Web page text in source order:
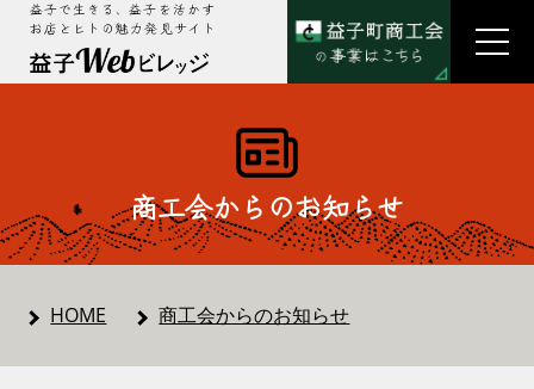
益子で生きる、益子を活かす
お店とヒトの魅力発見サイト
商工会からのお知らせ
HOME 商工会からのお知らせ